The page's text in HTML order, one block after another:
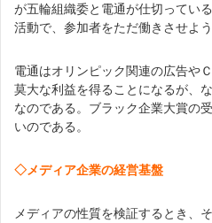
が五輪組織委と電通が仕切ってい
活動で、参加者をただ働きさせよ
電通はオリンピック関連の広告や
莫大な利益を得ることになるが、
なのである。ブラック企業大賞の
いのである。
◇メディア企業の経営基盤
メディアの性質を検証するとき、